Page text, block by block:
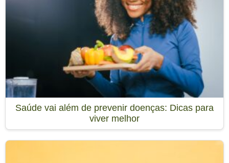
Saúde vai além de prevenir doenças: Dicas para
viver melhor